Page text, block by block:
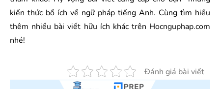
kiến thức bổ ích về ngữ pháp tiếng Anh. Cùng tìm hiểu
thêm nhiều bài viết hữu ích khác trên Hocnguphap.com
nhé!
Đánh giá bài viết